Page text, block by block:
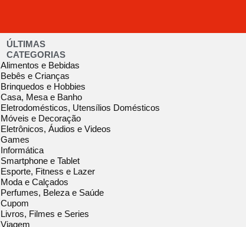
ÚLTIMAS
CATEGORIAS
Alimentos e Bebidas
Bebês e Crianças
Brinquedos e Hobbies
Casa, Mesa e Banho
Eletrodomésticos, Utensílios Domésticos
Móveis e Decoração
Eletrônicos, Áudios e Videos
Games
Informática
Smartphone e Tablet
Esporte, Fitness e Lazer
Moda e Calçados
Perfumes, Beleza e Saúde
Cupom
Livros, Filmes e Series
Viagem